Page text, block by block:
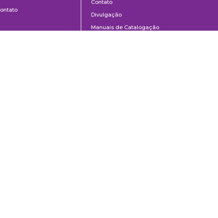
Contato
Divulgação
Manuais de Catalogação